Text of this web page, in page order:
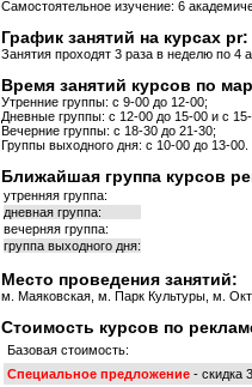
Самостоятельное изучение: 6
График занятий на курсах pr:
Занятия проходят 3 раза в неделю по 4
Время занятий курсов по
Утренние группы: с 9-00 до 12-00;
Дневные группы: с 12-00 до 15-00 и с
Вечерние группы: с 18-30 до 21-30;
Группы выходного дня: с 10-00 до 13-00.
Ближайшая группа курсов
утренняя группа:
дневная группа:
вечерняя группа:
группа выходного дня:
Место проведения занятий:
м. Маяковская, м. Парк Культуры, м.
Стоимость курсов по
Базовая стоимость:
Специальное предложение - скидка